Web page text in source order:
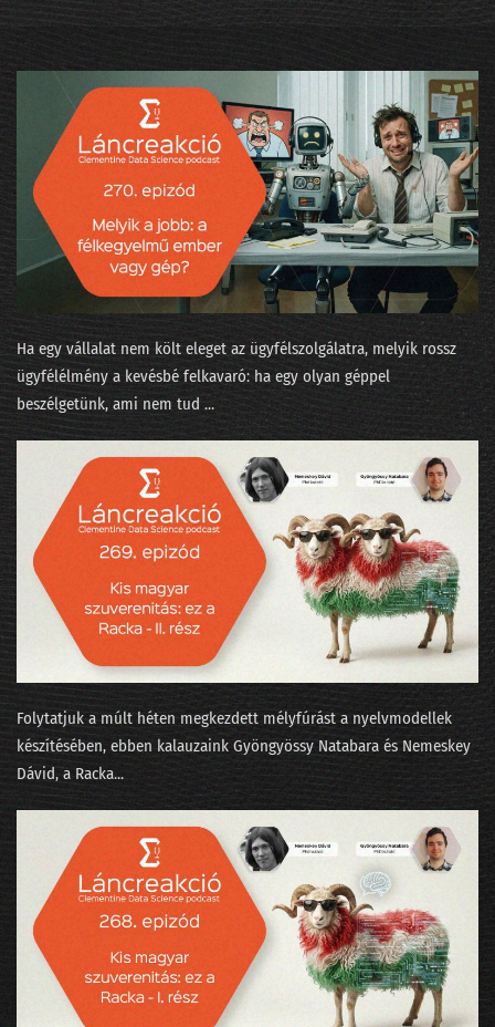
254 - Meglepetés e költemény
253 - Az agentic két éven belül bedönti a világot
252 - Írjanak-e AI-jal beadandót a műegyetemisták?
251 - A Minerva súlyozást finomított
250 - Járnak-e pszichiáterhez a lusta LLM-ek?
249 - Okoska és a hét prompt
248 - Szédült ügynökök irodaszerte
247 - Tücsök és bogár és Moltbook
246 - Fejlesszünk szoftvert szoftverrel!
245 - Adásunkat megszakítjuk... egy közvéleménykutatással!
244 - 5+1 téveszme az AI-ról
243 - Ebből még nagy probléma lesz 2026-ban!
242 - Újévi tücsök és bogár
241 - Boldog új évet kívánnak az LLM-ek!
240 - Az AI, a lélek és a Teremtés
239 - Lesz-e ügynökforradalom a munkahelyeden?
238 - A nyelvmodell nem világmodell!
236 - Kikutattuk a parlamenti választást!
235 - Mindenki elhagy mindent
234 - Nyulak leszünk vagy macskák munka nélkül?
233 - State of AI 2025 / 2 - Valami megmozdult a pénztárcákban
Ha egy vállalat nem költ eleget az ügyfélszolgálatra, melyik rossz
ügyfélélmény a kevésbé felkavaró: ha egy olyan géppel
beszélgetünk, ami nem tud ...
Folytatjuk a múlt héten megkezdett mélyfúrást a nyelvmodellek
készítésében, ebben kalauzaink ⁠Gyöngyössy Natabara⁠⁠ és ⁠⁠Nemeskey
Dávid⁠⁠, a ⁠Racka...